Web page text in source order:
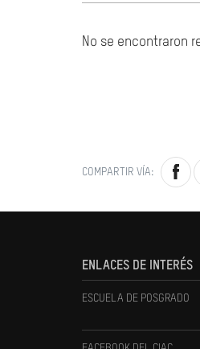
No se encontraron
COMPARTIR VÍA:
ENLACES DE INTERÉS
ESCUELA DE POSGRADO